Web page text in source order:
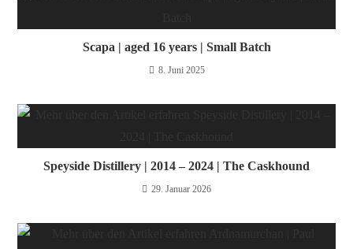
Scapa | aged 16 years | Small Batch
8. Juni 2025
Speyside Distillery | 2014 – 2024 | The Caskhound
29. Januar 2026